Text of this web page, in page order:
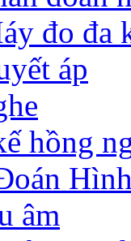
đo đa
áp
hồng
âm